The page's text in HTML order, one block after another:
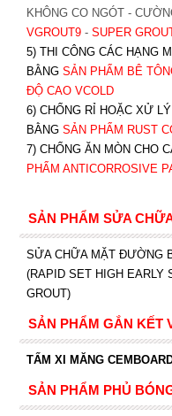
KHÔNG CO NGÓT -
VGROUT9- SUPER
5) THI CÔNG CÁC HẠNG
BẰNG SẢN PHẨM BÊ
ĐỘ CAO VCOLD
6) CHỐNG RỈ HOẶC XỬ
BẰNG SẢN PHẨM RUST
7) CHỐNG ĂN MÒN CHO
PHẨM ANTICORROSIVE
SẢN PHẨM SỬA
SỬA CHỮA MẶT ĐƯỜNG
(RAPID SET HIGH EARLY
GROUT)
SẢN PHẨM GẮN KẾT
TẤM XI MĂNG
SẢN PHẨM PHỦ